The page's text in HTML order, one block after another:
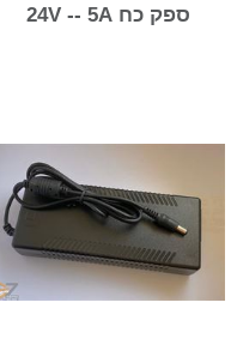
ספק כח 24V -- 5A